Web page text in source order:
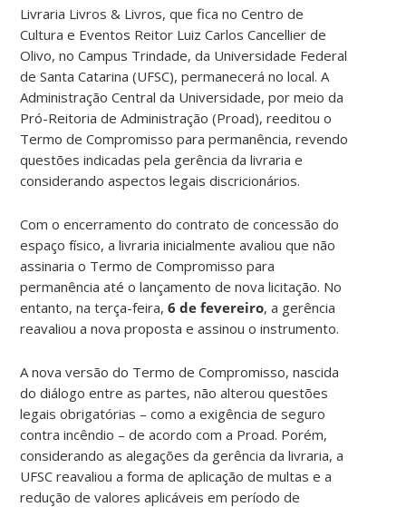
Livraria Livros & Livros, que fica no Centro de
Cultura e Eventos Reitor Luiz Carlos Cancellier de
Olivo, no Campus Trindade, da Universidade Federal
de Santa Catarina (UFSC), permanecerá no local. A
Administração Central da Universidade, por meio da
Pró-Reitoria de Administração (Proad), reeditou o
Termo de Compromisso para permanência, revendo
questões indicadas pela gerência da livraria e
considerando aspectos legais discricionários.
Com o encerramento do contrato de concessão do
espaço físico, a livraria inicialmente avaliou que não
assinaria o Termo de Compromisso para
permanência até o lançamento de nova licitação. No
entanto, na terça-feira,6 de fevereiro, a gerência
reavaliou a nova proposta e assinou o instrumento.
A nova versão do Termo de Compromisso, nascida
do diálogo entre as partes, não alterou questões
legais obrigatórias – como a exigência de seguro
contra incêndio – de acordo com a Proad. Porém,
considerando as alegações da gerência da livraria, a
UFSC reavaliou a forma de aplicação de multas e a
redução de valores aplicáveis em período de